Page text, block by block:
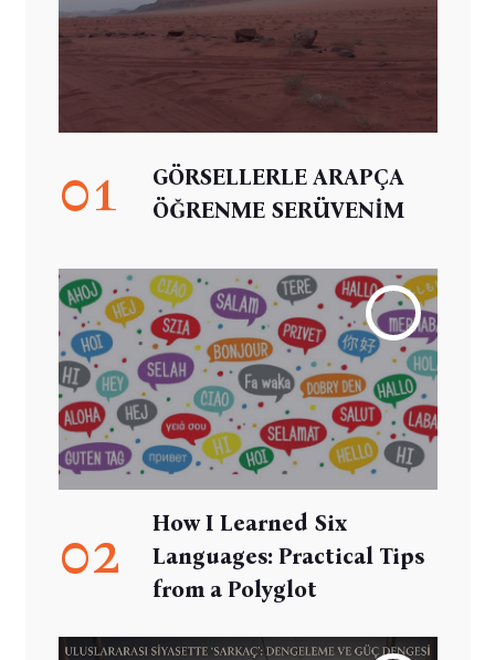
01
GÖRSELLERLE ARAPÇA
ÖĞRENME SERÜVENİM
02
How I Learned Six
Languages: Practical Tips
from a Polyglot